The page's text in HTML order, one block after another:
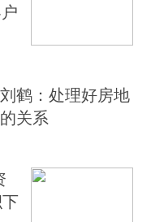
鹤：处理好房地
关系